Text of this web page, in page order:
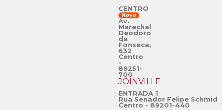
CENTRO
Novo
Av.
Marechal
Deodoro
da
Fonseca,
632
Centro
-
89251-
700
JOINVILLE
ENTRADA 1
Rua Senador Felipe
Centro - 89201-440